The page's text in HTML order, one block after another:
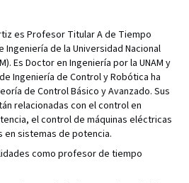
es Profesor Titular A de Tiempo
Ingeniería de la Universidad Nacional
Es Doctor en Ingeniería por la UNAM y
Ingeniería de Control y Robótica ha
de Control Básico y Avanzado. Sus
relacionadas con el control en
el control de máquinas eléctricas
en sistemas de potencia.
como profesor de tiempo